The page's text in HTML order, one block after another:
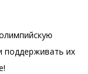
поддерживать их